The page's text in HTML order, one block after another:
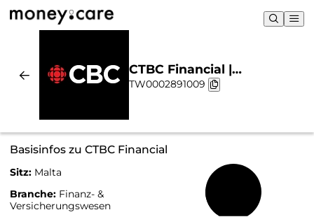
CTBC Financial |
Nachhaltigkeit & Chart
TW0002891009
Basisinfos zu CTBC Financial
Sitz: Malta
Branche: Finanz- &
Versicherungswesen